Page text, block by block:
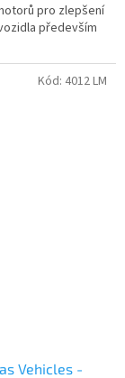
pro zlepšení
především
Vehicles -
Kód: 4012 LM